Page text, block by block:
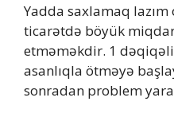
Yadda saxlamaq
ticarətdə böyük
etməməkdir. 1
asanlıqla ötməyə
sonradan problem